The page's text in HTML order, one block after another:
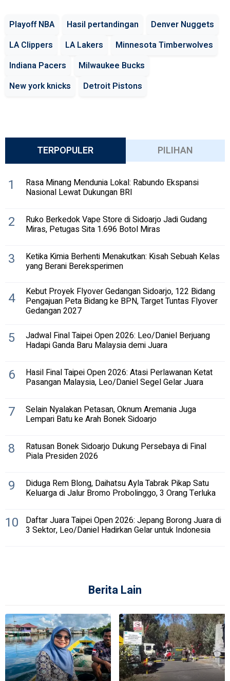
Playoff NBA Hasil pertandingan
Denver Nuggets
LA Clippers
LA Lakers
Minnesota Timberwolves
Indiana Pacers
Milwaukee Bucks
New york knicks
Detroit Pistons
TERPOPULER PILIHAN
1 Rasa Minang Mendunia Lokal: Rabundo Ekspansi
Nasional Lewat Dukungan BRI
2 Ruko Berkedok Vape Store di Sidoarjo Jadi Gudang
Miras, Petugas Sita 1.696 Botol Miras
3 Ketika Kimia Berhenti Menakutkan: Kisah Sebuah Kelas
yang Berani Bereksperimen
4 Kebut Proyek Flyover Gedangan Sidoarjo, 122 Bidang
Pengajuan Peta Bidang ke BPN, Target Tuntas Flyover
Gedangan 2027
5 Jadwal Final Taipei Open 2026: Leo/Daniel Berjuang
Hadapi Ganda Baru Malaysia demi Juara
6 Hasil Final Taipei Open 2026: Atasi Perlawanan Ketat
Pasangan Malaysia, Leo/Daniel Segel Gelar Juara
7 Selain Nyalakan Petasan, Oknum Aremania Juga
Lempari Batu ke Arah Bonek Sidoarjo
8 Ratusan Bonek Sidoarjo Dukung Persebaya di Final
Piala Presiden 2026
9 Diduga Rem Blong, Daihatsu Ayla Tabrak Pikap Satu
Keluarga di Jalur Bromo Probolinggo, 3 Orang Terluka
10 Daftar Juara Taipei Open 2026: Jepang Borong Juara di
3 Sektor, Leo/Daniel Hadirkan Gelar untuk Indonesia
Berita Lain